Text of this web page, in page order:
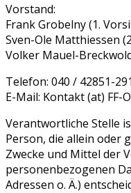
Vorstand:
Frank Grobelny (1.
Sven-Ole Matthiessen
Volker Mauel-
Telefon: 040 / 42851-
E-Mail: Kontakt (at) FF-
Verantwortliche Stelle
Person, die allein oder
Zwecke und Mittel der
personenbezogenen
Adressen o. Ä.)